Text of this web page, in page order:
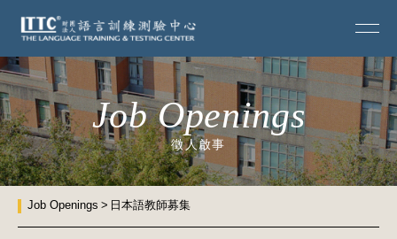
Job Openings
徵人啟事
Job Openings 日本語教師募集